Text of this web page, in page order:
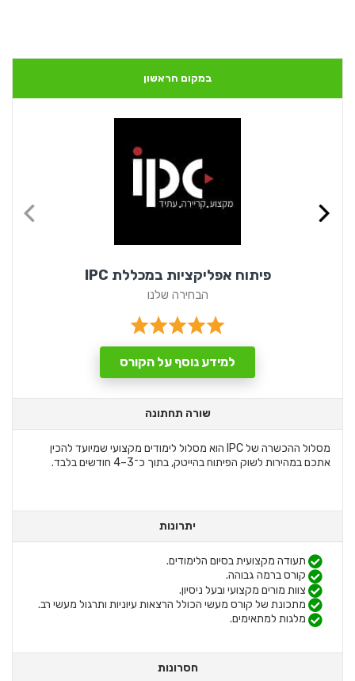
במקום הראשון
פיתוח אפליקציות במכללת IPC
הבחירה שלנו
למידע נוסף על הקורס
שורה תחתונה
מסלול ההכשרה של IPC הוא מסלול לימודים מקצועי שמיועד להכין
אתכם במהירות לשוק הפיתוח בהייטק, בתוך כ־3–4 חודשים בלבד.
יתרונות
תעודה מקצועית בסיום הלימודים.
קורס ברמה גבוהה.
צוות מורים מקצועי ובעל ניסיון.
מתכונת של קורס מעשי הכולל הרצאות עיוניות ותרגול מעשי רב.
מלגות למתאימים.
חסרונות